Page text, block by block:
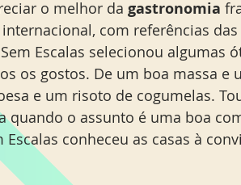
o melhor da gastronomia
com referências
Escalas selecionou algumas
os gostos. De um boa massa e
e um risoto de cogumelas.
quando o assunto é uma boa
conheceu as casas à